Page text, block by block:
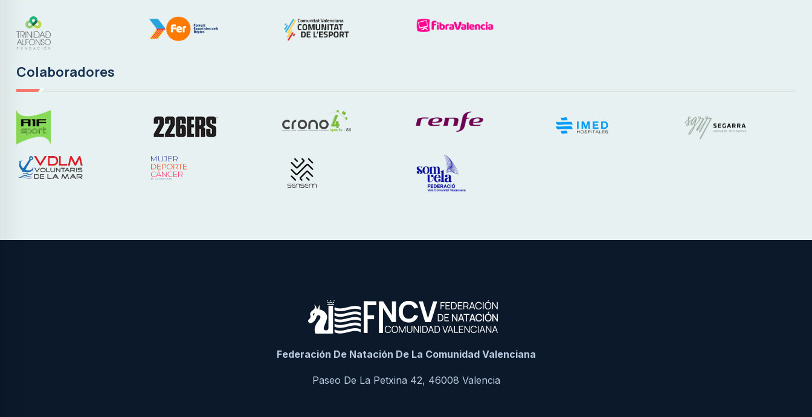
Colaboradores
Federación De Natación De La Comunidad Valenciana
Paseo De La Petxina 42, 46008 Valencia